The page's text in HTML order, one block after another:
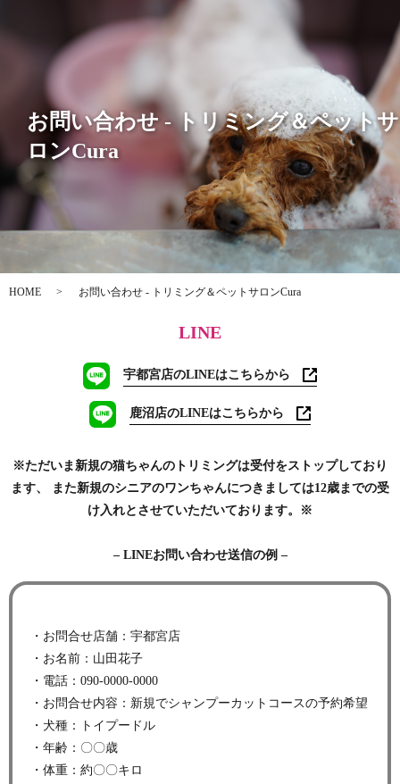
お問い合わせ - トリミング＆ペットサ
ロンCura
HOME お問い合わせ - トリミング＆ペットサロンCura
LINE
宇都宮店のLINEはこちらから
鹿沼店のLINEはこちらから
※ただいま新規の猫ちゃんのトリミングは受付をストップしており
ます、 また新規のシニアのワンちゃんにつきましては12歳までの受
け入れとさせていただいております。※
– LINEお問い合わせ送信の例 –
・お問合せ店舗：宇都宮店
・お名前：山田花子
・電話：090-0000-0000
・お問合せ内容：新規でシャンプーカットコースの予約希望
・犬種：トイプードル
・年齢：〇〇歳
・体重：約〇〇キロ